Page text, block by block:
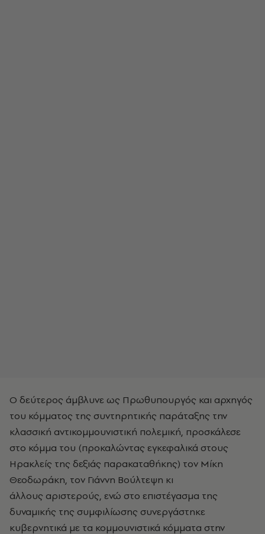
Ο δεύτερος άμβλυνε ως Πρωθυπουργός και αρχηγός
του κόμματος της συντηρητικής παράταξης την
κλασσική αντικομμουνιστική πολεμική, προσκάλεσε
στο κόμμα του (προκαλώντας εγκεφαλικά στους
Ηρακλείς της δεξιάς παρακαταθήκης) τον Μίκη
Θεοδωράκη, τον Γιάννη Βούλτεψη κι
άλλους αριστερούς, ενώ στο επιστέγασμα της
δυναμικής της συμφιλίωσης συνεργάστηκε
κυβερνητικά με τα κομμουνιστικά κόμματα στην